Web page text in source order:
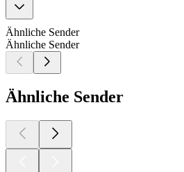
Ähnliche Sender
Ähnliche Sender
Ähnliche Sender